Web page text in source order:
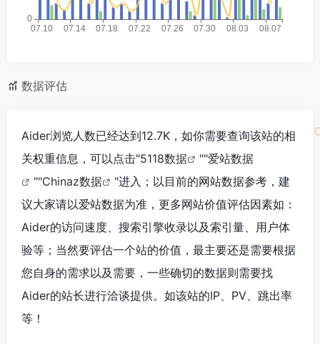
数据评估
Aider浏览人数已经达到12.7K，如你需要查询该站的相
关权重信息，可以点击"5118数据 ""爱站数据
""Chinaz数据
"进入；以目前的网站数据参考，建
议大家请以爱站数据为准，更多网站价值评估因素如：
Aider的访问速度、搜索引擎收录以及索引量、用户体
验等；当然要评估一个站的价值，最主要还是需要根据
您自身的需求以及需要，一些确切的数据则需要找
Aider的站长进行洽谈提供。如该站的IP、PV、跳出率
等！